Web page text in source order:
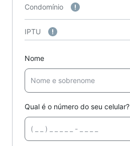
Condomínio
IPTU
Nome
Qual é o número do seu celular?